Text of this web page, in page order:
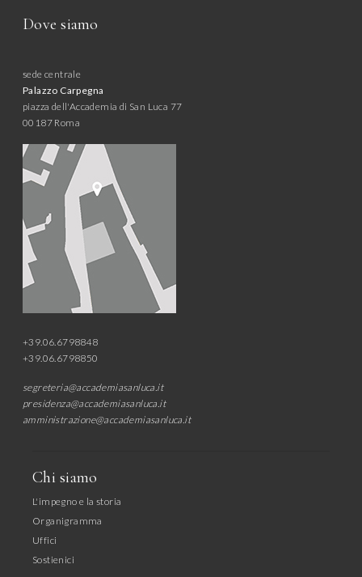
Dove siamo
sede centrale
Palazzo Carpegna
piazza dell'Accademia di San Luca 77
00187 Roma
+39.06.6798848
+39.06.6798850
segreteria@accademiasanluca.it
presidenza@accademiasanluca.it
amministrazione@accademiasanluca.it
Chi siamo
L'impegno e la storia
Organigramma
Uffici
Sostienici